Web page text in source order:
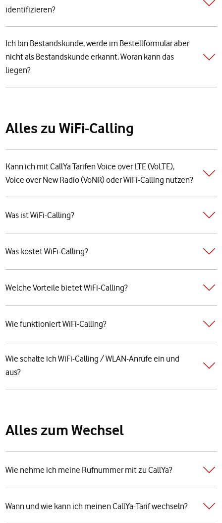
identifizieren?
Ich bin Bestandskunde, werde im Bestellformular aber
nicht als Bestandskunde erkannt. Woran kann das
liegen?
Alles zu WiFi-Calling
Kann ich mit CallYa Tarifen Voice over LTE (VoLTE),
Voice over New Radio (VoNR) oder WiFi-Calling nutzen?
Was ist WiFi-Calling?
Was kostet WiFi-Calling?
Welche Vorteile bietet WiFi-Calling?
Wie funktioniert WiFi-Calling?
Wie schalte ich WiFi-Calling / WLAN-Anrufe ein und
aus?
Alles zum Wechsel
Wie nehme ich meine Rufnummer mit zu CallYa?
Wann und wie kann ich meinen CallYa-Tarif wechseln?